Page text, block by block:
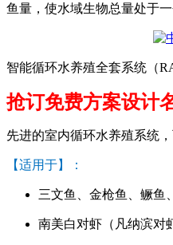
鱼量，使水域生物总量处于一
智能循环水养殖全套系统（
抢订免费方案设计
先进的室内循环水养殖系统
【适用于】：
三文鱼、金枪鱼、鳜鱼
南美白对虾（凡纳滨对